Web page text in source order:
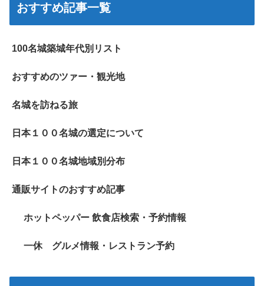
おすすめ記事一覧
100名城築城年代別リスト
おすすめのツァー・観光地
名城を訪ねる旅
日本１００名城の選定について
日本１００名城地域別分布
通販サイトのおすすめ記事
ホットペッパー 飲食店検索・予約情報
一休 グルメ情報・レストラン予約